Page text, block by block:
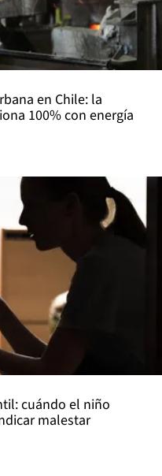
en Chile: la
100% con energía
cuándo el niño
malestar